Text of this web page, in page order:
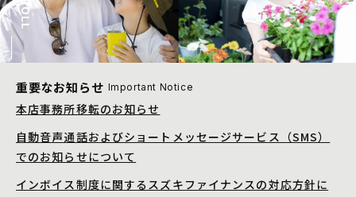
重要なお知らせ Important Notice
本店事務所移転のお知らせ
自動音声通話およびショートメッセージサービス（SMS）
でのお知らせについて
インボイス制度に関するスズキファイナンスの対応方針に